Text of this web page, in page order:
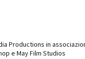
Productions in
e May Film Studios